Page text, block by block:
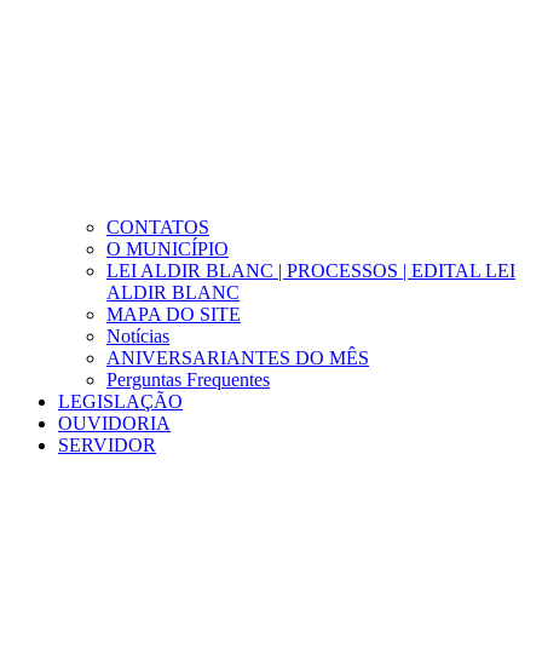
CONTATOS
O MUNICÍPIO
LEI ALDIR BLANC | PROCESSOS | EDITAL LEI
ALDIR BLANC
MAPA DO SITE
Notícias
ANIVERSARIANTES DO MÊS
Perguntas Frequentes
LEGISLAÇÃO
OUVIDORIA
SERVIDOR